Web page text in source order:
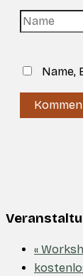
Name
Name,
«